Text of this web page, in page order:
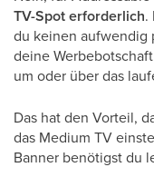
TV-Spot erforderlich.
du keinen aufwendig
deine
um oder über das
Das hat den Vorteil,
das Medium TV
Banner benötigst du